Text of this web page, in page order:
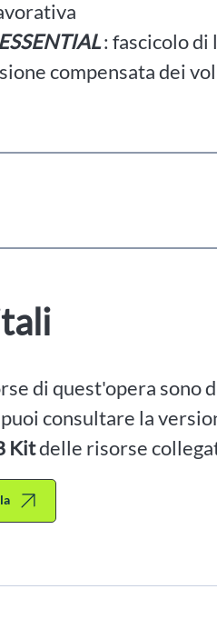
: fascicolo di
compensata dei
di quest'opera sono
consultare la
Kitdelle risorse